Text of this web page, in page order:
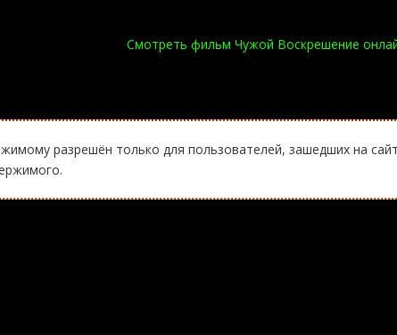
Смотреть фильм Чужой Воскрешение
разрешён только для пользователей, зашедших на